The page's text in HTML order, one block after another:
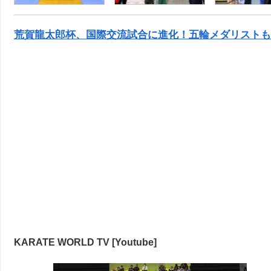
荒賀龍太郎杯、国際交流試合に進化！五輪メダリスト
KARATE WORLD TV [Youtube]